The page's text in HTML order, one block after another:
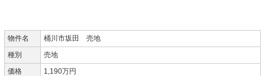
物件名
桶川市坂田 売地
種別
売地
価格
1,190万円